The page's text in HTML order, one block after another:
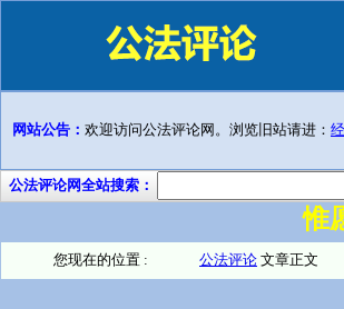
网站公告： 欢迎访问公法评论网。浏览旧站请进：
公法评论网全站搜索：
惟
您现在的位置 : 公法评论 文章正文